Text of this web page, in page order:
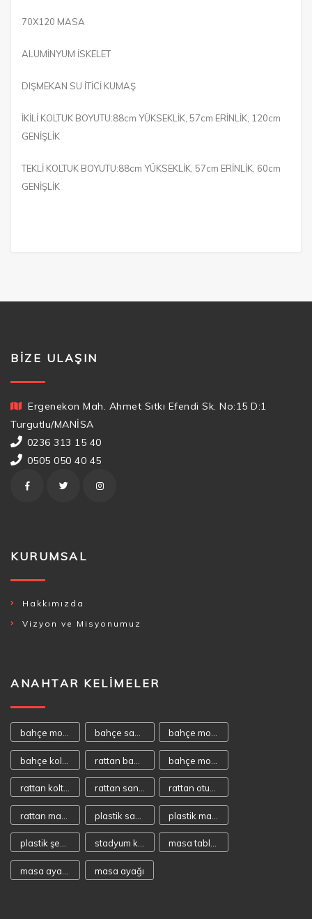
70X120 MASA
ALUMİNYUM İSKELET
DIŞMEKAN SU İTİCİ KUMAŞ
İKİLİ KOLTUK BOYUTU:88cm YÜKSEKLİK, 57cm ERİNLİK, 120cm
GENİŞLİK
TEKLİ KOLTUK BOYUTU:88cm YÜKSEKLİK, 57cm ERİNLİK, 60cm
GENİŞLİK
BIZE ULAŞIN
Ergenekon Mah. Ahmet Sıtkı Efendi Sk. No:15 D:1
Turgutlu/MANİSA
0236 313 15 40
0505 050 40 45
KURUMSAL
Hakkımızda
Vizyon ve Misyonumuz
ANAHTAR KELIMELER
bahçe mobilyası bahçe sandalyeleri bahçe mobilyaları
rattan koltuk rattan sandalye rattan oturma takımı
plastik şezlong stadyum koltuğu masa tablaları
masa ayağı